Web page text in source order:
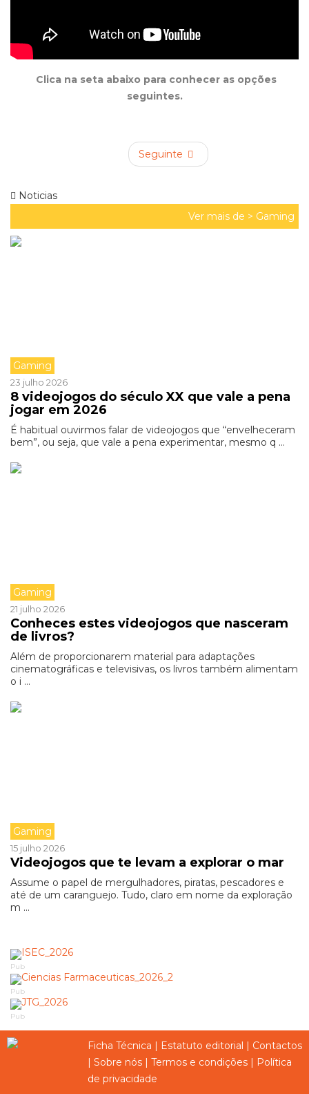
Clica na seta abaixo para conhecer as opções
seguintes.
Seguinte
Noticias
Ver mais de > Gaming
Gaming
23 julho 2026
8 videojogos do século XX que vale a pena
jogar em 2026
É habitual ouvirmos falar de videojogos que “envelheceram
bem”, ou seja, que vale a pena experimentar, mesmo q ...
Gaming
21 julho 2026
Conheces estes videojogos que nasceram
de livros?
Além de proporcionarem material para adaptações
cinematográficas e televisivas, os livros também alimentam
o i ...
Gaming
15 julho 2026
Videojogos que te levam a explorar o mar
Assume o papel de mergulhadores, piratas, pescadores e
até de um caranguejo. Tudo, claro em nome da exploração
m ...
Pub
Pub
Pub
Ficha Técnica | Estatuto editorial | Contactos
| Sobre nós | Termos e condições | Política
de privacidade